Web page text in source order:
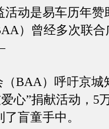
动是易车历年赞
）曾经多次联
BAA）呼吁京城
心”捐献活动，5
盲童手中。